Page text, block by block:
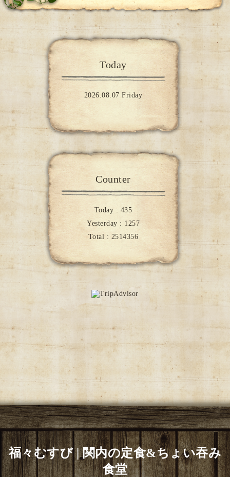
Today
2026.08.07 Friday
Counter
Today : 435
Yesterday : 1257
Total : 2514356
福々むすび | 関内の定食&ちょい吞み
食堂